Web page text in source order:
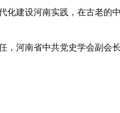
化建设河南实践，在古老的
南省中共党史学会副会长